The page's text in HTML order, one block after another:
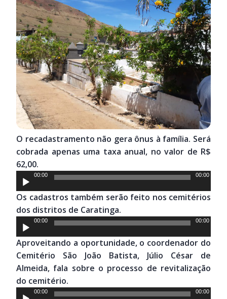
O recadastramento não gera ônus à família. Será
cobrada apenas uma taxa anual, no valor de R$
62,00.
Tocador
de
áudio
00:00 00:00
Os cadastros também serão feito nos cemitérios
dos distritos de Caratinga.
Tocador
de
áudio
00:00 00:00
Aproveitando a oportunidade, o coordenador do
Cemitério São João Batista, Júlio César de
Almeida, fala sobre o processo de revitalização
do cemitério.
Tocador
00:00 00:00